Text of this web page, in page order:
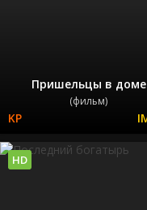
Пришельцы в доме
(фильм)
HD